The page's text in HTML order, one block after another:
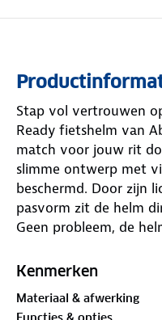
Stap vol vertrouwen
Ready fietshelm van
match voor jouw rit
slimme ontwerp met
beschermd. Door zijn
pasvorm zit de helm
Geen probleem, de
zorgt tegelijkertijd
Kenmerken
Materiaal & afwerking